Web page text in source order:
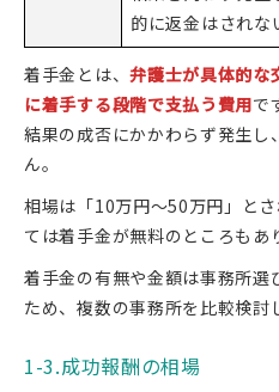
的に返金はされな
着手金とは、弁護士が具体的な
に着手する段階で支払う費用で
結果の成否にかかわらず発生し
ん。
相場は「10万円～50万円」と
ては着手金が無料のところもあ
着手金の有無や金額は事務所選
ため、複数の事務所を比較検討
1-3.成功報酬の相場